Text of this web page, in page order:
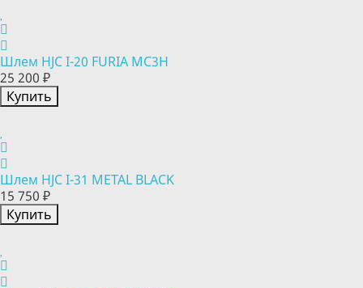
Шлем HJC I-20 FURIA MC3H
25 200 ₽
Купить
Шлем HJC I-31 METAL BLACK
15 750 ₽
Купить